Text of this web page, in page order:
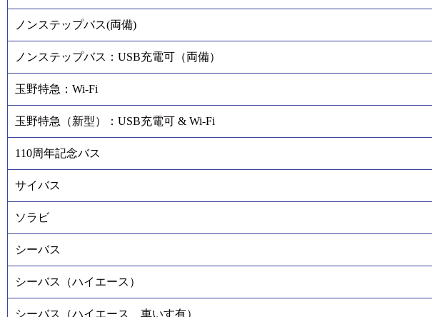
ノンステップバス(両備)
ノンステップバス：USB充電可（両備）
玉野特急：Wi-Fi
玉野特急（新型）：USB充電可 & Wi-Fi
110周年記念バス
サイバス
ソラビ
シーバス
シーバス（ハイエース）
シーバス（ハイエース 車いす有）